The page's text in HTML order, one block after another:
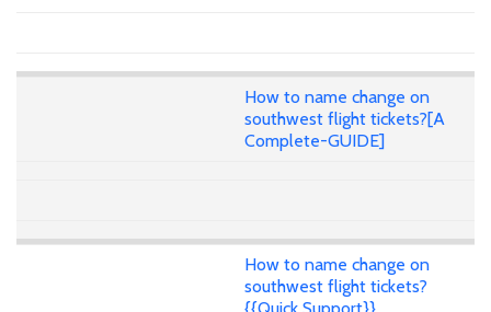
How to name change on
southwest flight tickets?[A
Complete-GUIDE]
How to name change on
southwest flight tickets?